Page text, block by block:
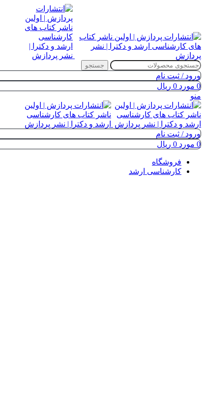
جستجو
ورود / ثبت نام
0 مورد 0 ریال
منو
ورود / ثبت نام
0 مورد 0 ریال
فروشگاه
کارشناسی ارشد